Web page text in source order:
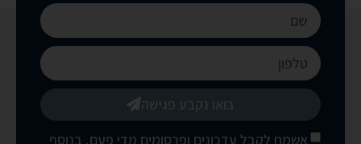
אשמח לקבל עדכונים ופרסומים מדי פעם. בנוסף
בואו נקבע פגישה